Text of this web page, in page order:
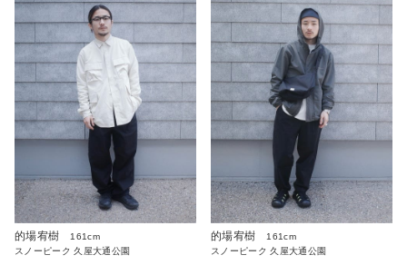
的場宥樹
161cm
スノーピーク 久屋大通公園
的場宥樹
161cm
スノーピーク 久屋大通公園